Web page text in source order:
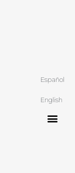
Español
English